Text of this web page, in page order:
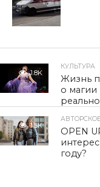
1.8K
КУЛЬТУРА
Жизнь
о магии
1.5K
АВТОРСКОЕ
OPEN
году?